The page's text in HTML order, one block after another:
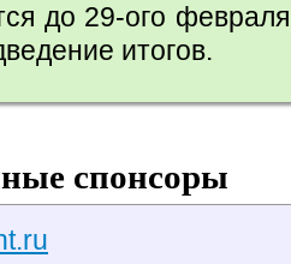
до 29-ого
итогов.
спонсоры